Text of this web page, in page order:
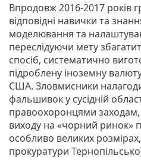
Впродовж 2016-2017 років
відповідні навички та
моделювання та
переслідуючи мету
спосіб, систематично
підроблену іноземну
США. Зловмисники
фальшивок у сусідній
правоохоронцями заходам,
виходу на «чорний ринок»
особливо великих
прокуратури